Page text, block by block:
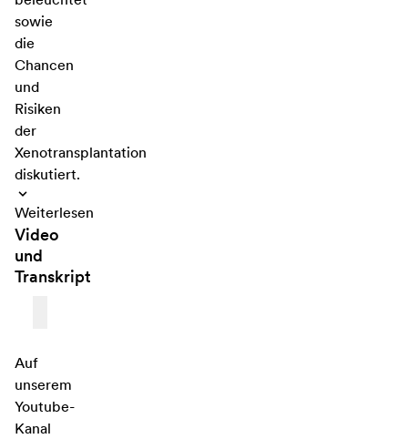
sowie
die
Chancen
und
Risiken
der
Xenotransplantation
diskutiert.
Weiterlesen
Video
und
Transkript
Auf
unserem
Youtube-
Kanal